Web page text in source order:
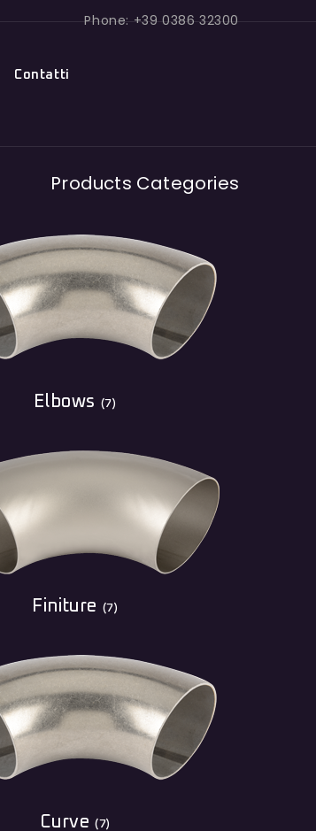
Phone: +39 0386 32300
Contatti
Products Categories
Elbows (7)
Finiture (7)
Curve(7)